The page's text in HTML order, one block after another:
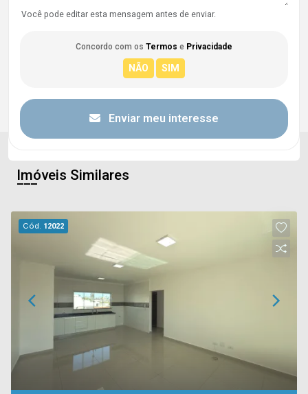
Você pode editar esta mensagem antes de enviar.
Concordo com os Termos e Privacidade
Enviar meu interesse
Imóveis Similares
Cód. 12022